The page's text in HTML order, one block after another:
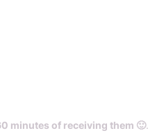
minutes of receiving them 🙂.